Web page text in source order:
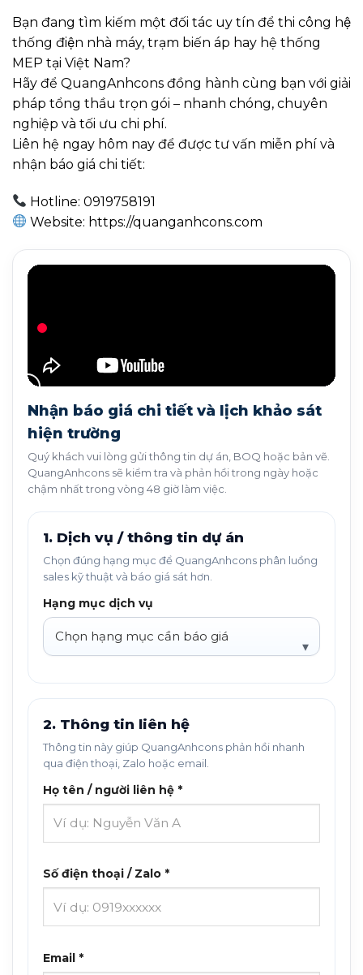
Bạn đang tìm kiếm một đối tác uy tín để thi công hệ
thống điện nhà máy, trạm biến áp hay hệ thống
MEP tại Việt Nam?
Hãy để QuangAnhcons đồng hành cùng bạn với giải
pháp tổng thầu trọn gói – nhanh chóng, chuyên
nghiệp và tối ưu chi phí.
Liên hệ ngay hôm nay để được tư vấn miễn phí và
nhận báo giá chi tiết:
Hotline: 0919758191
Website: https://quanganhcons.com
Nhận báo giá chi tiết và lịch khảo sát
hiện trường
Quý khách vui lòng gửi thông tin dự án, BOQ hoặc bản vẽ.
QuangAnhcons sẽ kiểm tra và phản hồi trong ngày hoặc
chậm nhất trong vòng 48 giờ làm việc.
1. Dịch vụ / thông tin dự án
Chọn đúng hạng mục để QuangAnhcons phân luồng
sales kỹ thuật và báo giá sát hơn.
Hạng mục dịch vụ
2. Thông tin liên hệ
Thông tin này giúp QuangAnhcons phản hồi nhanh
qua điện thoại, Zalo hoặc email.
Họ tên / người liên hệ *
Số điện thoại / Zalo *
Email *